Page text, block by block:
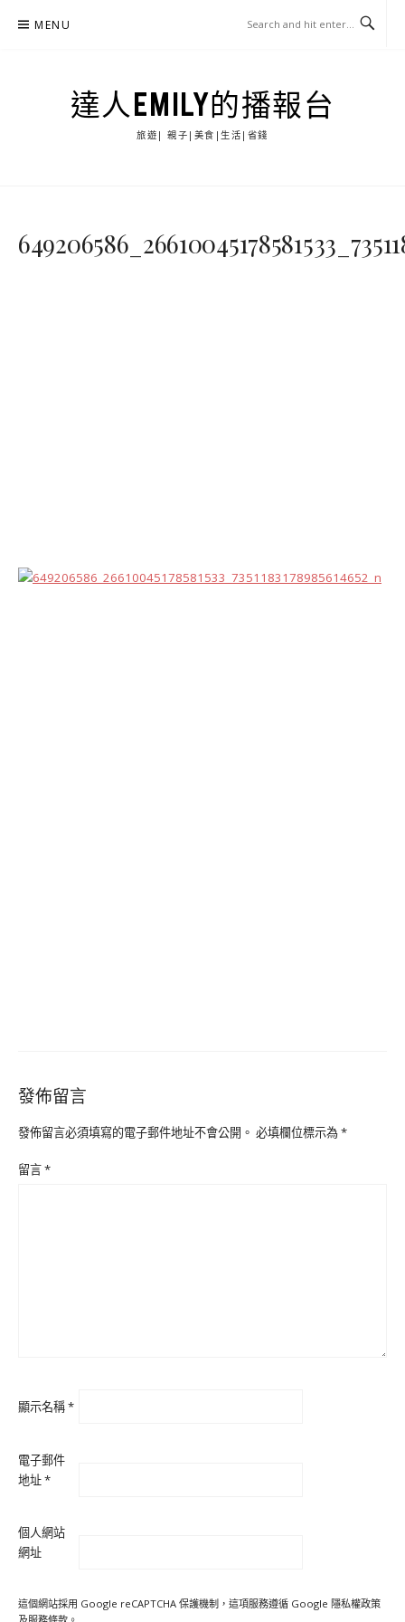
MENU
達人EMILY的播報台
旅遊| 親子|美食|生活|省錢
發佈留言
發佈留言必須填寫的電子郵件地址不會公開。 必填欄位標示為*
留言*
顯示名稱*
電子郵件
地址*
個人網站
網址
這個網站採用 Google reCAPTCHA 保護機制，這項服務遵循 Google 隱私權政策